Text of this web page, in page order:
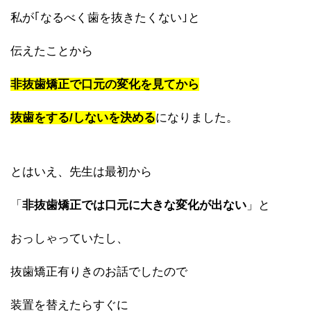
私が｢なるべく歯を抜きたくない｣と
伝えたことから
非抜歯矯正で口元の変化を見てから
抜歯をする/しないを決めるになりました。
とはいえ、先生は最初から
「 非抜歯矯正では口元に大きな変化が出ない 」と
おっしゃっていたし、
抜歯矯正有りきのお話でしたので
装置を替えたらすぐに